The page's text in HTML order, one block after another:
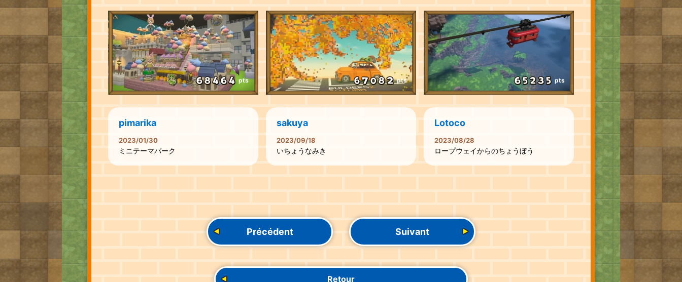
pts
pimarika
2023/01/30
ミニテーマパーク
pts
sakuya
2023/09/18
いちょうなみき
pts
Lotoco
2023/08/28
ロープウェイからのちょうぼう
Précédent Suivant
Retour